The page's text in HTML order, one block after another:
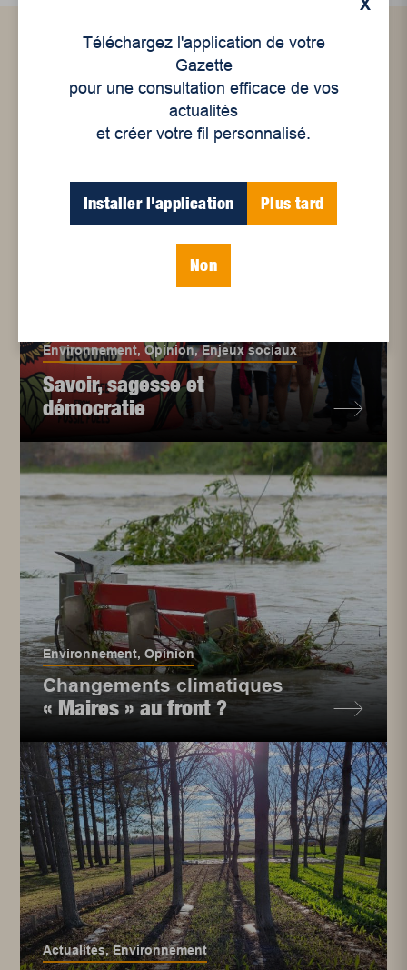
Articles connexes
Environnement,Opinion,Enjeux sociaux
Savoir, sagesse et
démocratie
Environnement,Opinion
Changements climatiques
« Maires » au front ?
Actualités,Environnement
X
Téléchargez l'application de votre
Gazette
pour une consultation efficace de vos
actualités
et créer votre fil personnalisé.
Installer l'application Plus tard
Non